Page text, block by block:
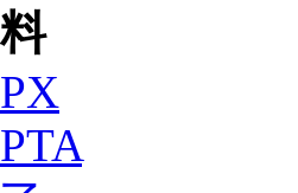
料
PX
PTA